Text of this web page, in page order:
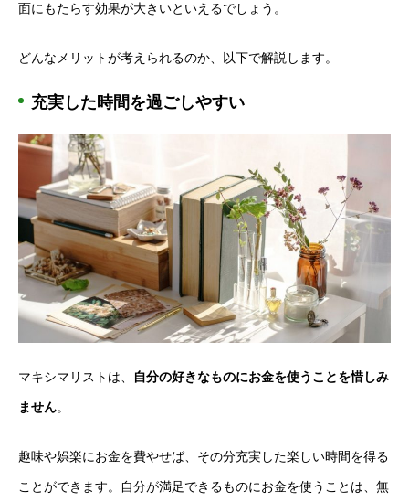
面にもたらす効果が大きいといえるでしょう。
どんなメリットが考えられるのか、以下で解説します。
充実した時間を過ごしやすい
マキシマリストは、 自分の好きなものにお金を使うことを惜しみ
ません。
趣味や娯楽にお金を費やせば、その分充実した楽しい時間を得る
ことができます。自分が満足できるものにお金を使うことは、無